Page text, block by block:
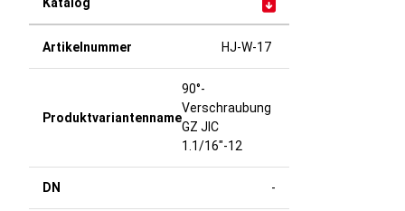
HJ-W-17
90°-
Verschraubung
GZ JIC
1.1/16"-12
-